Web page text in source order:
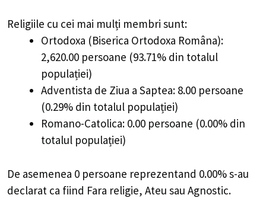
Religiile cu cei mai mulți membri sunt:
Ortodoxa (Biserica Ortodoxa Româna):
2,620.00 persoane (93.71% din totalul
populației)
Adventista de Ziua a Saptea: 8.00 persoane
(0.29% din totalul populației)
Romano-Catolica: 0.00 persoane (0.00% din
totalul populației)
De asemenea 0 persoane reprezentand 0.00% s-au
declarat ca fiind Fara religie, Ateu sau Agnostic.